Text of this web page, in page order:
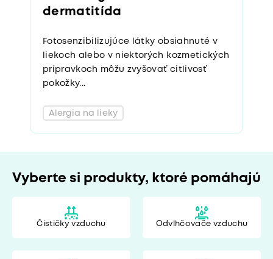
dermatitída
Fotosenzibilizujúce látky obsiahnuté v
liekoch alebo v niektorých kozmetických
prípravkoch môžu zvyšovať citlivosť
pokožky...
Alergia na lieky
Vyberte si produkty, ktoré pomáhajú
Čističky vzduchu Odvlhčovače vzduchu